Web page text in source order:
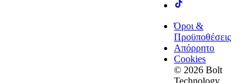
Όροι &
Προϋποθέσεις
Απόρρητο
Cookies
© 2026 Bolt
Technology